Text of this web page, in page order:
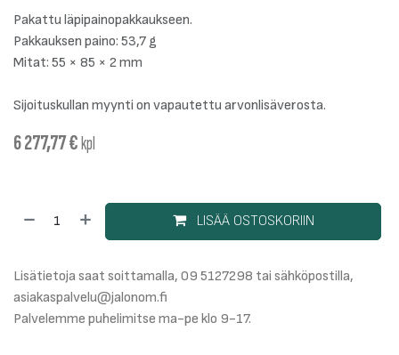
Pakattu läpipainopakkaukseen.
Pakkauksen paino: 53,7 g
Mitat: 55 × 85 × 2 mm
Sijoituskullan myynti on vapautettu arvonlisäverosta.
6 277,77€kpl
LISÄÄ OSTOSKORIIN
Lisätietoja saat soittamalla, 09 5127298 tai sähköpostilla,
asiakaspalvelu@jalonom.fi
Palvelemme puhelimitse ma-pe klo 9-17.